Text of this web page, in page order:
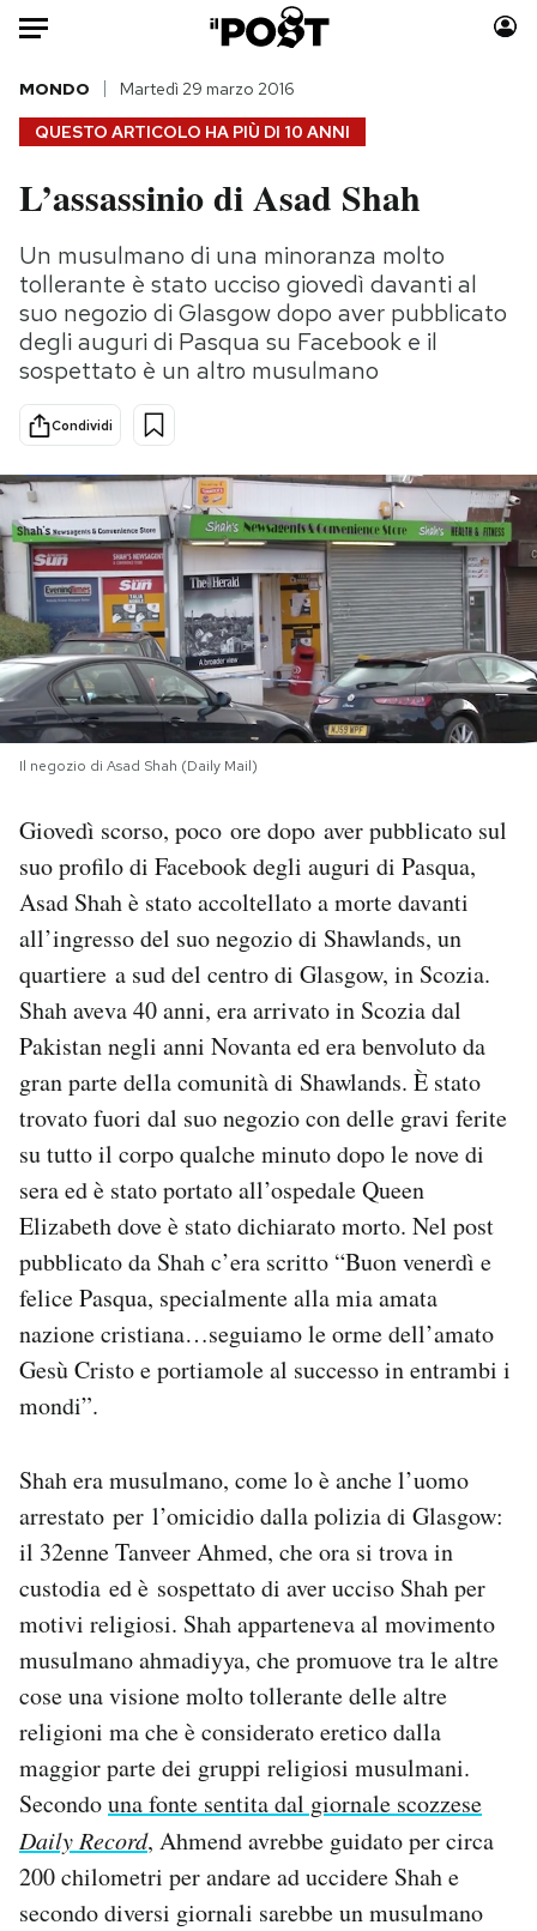
Auto
HOME
Italia
Politica
Tecnologia
Internet
Scienza
Cultura
Economia
Sport
Moda
Consumismi
Ok Boomer!
Media
Mondiali calcio 2026
PODCAST
NEWSLETTER
I MIEI PREFERITI
SHOP
CALENDARIO
AREA PERSONALE
Newsletter
Notifiche mobile
Regala il Post
Hai bisogno di aiuto?
Esci
QUESTO ARTICOLO HA PIÙ DI 10 ANNI
MONDO Martedì 29 marzo 2016
L’assassinio di Asad Shah
Un musulmano di una minoranza molto
tollerante è stato ucciso giovedì davanti al
suo negozio di Glasgow dopo aver pubblicato
degli auguri di Pasqua su Facebook e il
sospettato è un altro musulmano
Condividi
Il negozio di Asad Shah (Daily Mail)
Giovedì scorso, poco ore dopo aver pubblicato sul
suo profilo di Facebook degli auguri di Pasqua,
Asad Shah è stato accoltellato a morte davanti
all’ingresso del suo negozio di Shawlands, un
quartiere a sud del centro di Glasgow, in Scozia.
Shah aveva 40 anni, era arrivato in Scozia dal
Pakistan negli anni Novanta ed era benvoluto da
gran parte della comunità di Shawlands. È stato
trovato fuori dal suo negozio con delle gravi ferite
su tutto il corpo qualche minuto dopo le nove di
sera ed è stato portato all’ospedale Queen
Elizabeth dove è stato dichiarato morto. Nel post
pubblicato da Shah c’era scritto “Buon venerdì e
felice Pasqua, specialmente alla mia amata
nazione cristiana…seguiamo le orme dell’amato
Gesù Cristo e portiamole al successo in entrambi i
mondi”.
Shah era musulmano, come lo è anche l’uomo
arrestato per l’omicidio dalla polizia di Glasgow:
il 32enne Tanveer Ahmed, che ora si trova in
custodia ed è sospettato di aver ucciso Shah per
motivi religiosi. Shah apparteneva al movimento
musulmano ahmadiyya, che promuove tra le altre
cose una visione molto tollerante delle altre
religioni ma che è considerato eretico dalla
maggior parte dei gruppi religiosi musulmani.
Secondouna fonte sentita dal giornale scozzese
Daily Record, Ahmend avrebbe guidato per circa
200 chilometri per andare ad uccidere Shah e
secondo diversi giornali sarebbe un musulmano